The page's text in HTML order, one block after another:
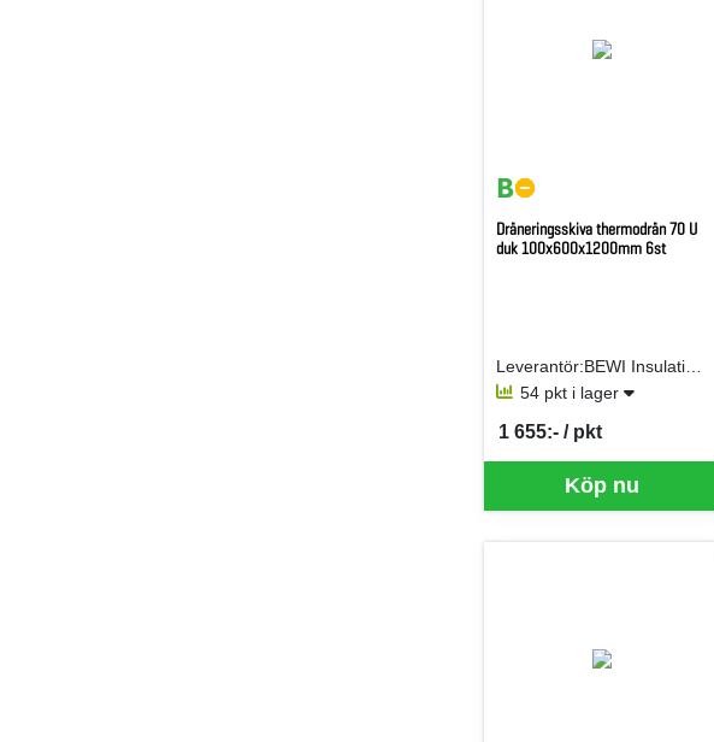
Dräneringsskiva thermodrän 70 U
duk 100x600x1200mm 6st
54 pkt i lager
Köp nu
1 655:- / pkt
SEK per PKT